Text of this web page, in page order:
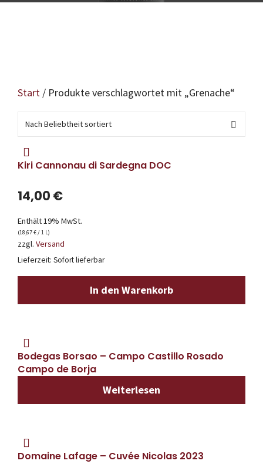
Start / Produkte verschlagwortet mit „Grenache“
Kiri Cannonau di Sardegna DOC
14,00 €
Enthält 19% MwSt.
(18,67€/ 1 L)
zzgl. Versand
Lieferzeit: Sofort lieferbar
In den Warenkorb
Bodegas Borsao – Campo Castillo Rosado
Campo de Borja
Weiterlesen
Domaine Lafage – Cuvée Nicolas 2023